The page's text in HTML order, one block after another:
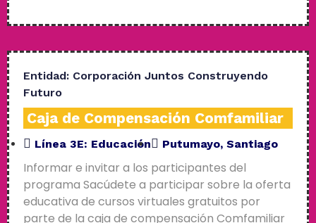
Entidad: Corporación Juntos Construyendo
Futuro
Caja de Compensación Comfamiliar
Línea 3E: Educación Putumayo, Santiago
Informar e invitar a los participantes del
programa Sacúdete a participar sobre la oferta
educativa de cursos virtuales gratuitos por
parte de la caja de compensación Comfamiliar